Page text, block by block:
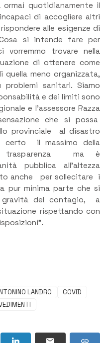
ormai quotidianamente il
di accogliere altri
alle esigenze di
si intende fare per
vorremmo trovare nella
di ottenere come
meno organizzata,
sanitari. Siamo
e dei limiti sono
e l’assessore Razza
che si possa
provinciale al disastro
certo il massimo della
trasparenza ma è
pubblica all’altezza
anche per sollecitare i
pur minima parte che si
del contagio, a
rispettando con
LANDRO
COVID